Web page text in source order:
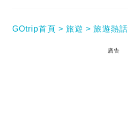
GOtrip首頁 旅遊 旅遊熱話
廣告